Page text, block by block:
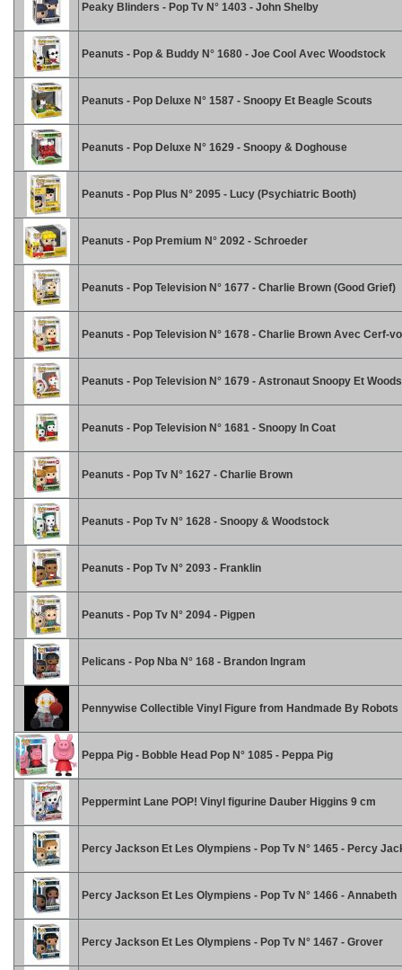
Peaky Blinders - Pop Tv N° 1403 - John Shelby
Peanuts - Pop & Buddy N° 1680 - Joe Cool Avec Woodstock
Peanuts - Pop Deluxe N° 1587 - Snoopy Et Beagle Scouts
Peanuts - Pop Deluxe N° 1629 - Snoopy & Doghouse
Peanuts - Pop Plus N° 2095 - Lucy (Psychiatric Booth)
Peanuts - Pop Premium N° 2092 - Schroeder
Peanuts - Pop Television N° 1677 - Charlie Brown (Good Grief)
Peanuts - Pop Television N° 1678 - Charlie Brown Avec Cerf-
Peanuts - Pop Television N° 1679 - Astronaut Snoopy Et
Peanuts - Pop Television N° 1681 - Snoopy In Coat
Peanuts - Pop Tv N° 1627 - Charlie Brown
Peanuts - Pop Tv N° 1628 - Snoopy & Woodstock
Peanuts - Pop Tv N° 2093 - Franklin
Peanuts - Pop Tv N° 2094 - Pigpen
Pelicans - Pop Nba N° 168 - Brandon Ingram
Pennywise Collectible Vinyl Figure from Handmade By Robots
Peppa Pig - Bobble Head Pop N° 1085 - Peppa Pig
Peppermint Lane POP! Vinyl figurine Dauber Higgins 9 cm
Percy Jackson Et Les Olympiens - Pop Tv N° 1465 - Percy
Percy Jackson Et Les Olympiens - Pop Tv N° 1466 - Annabeth
Percy Jackson Et Les Olympiens - Pop Tv N° 1467 - Grover